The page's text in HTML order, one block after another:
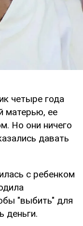
четыре года
матерью, ее
Но они ничего
давать
с ребенком
"выбить" для
деньги.